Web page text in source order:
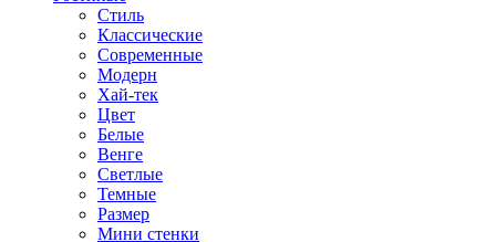
Стиль
Классические
Современные
Модерн
Хай-тек
Цвет
Белые
Венге
Светлые
Темные
Размер
Мини стенки